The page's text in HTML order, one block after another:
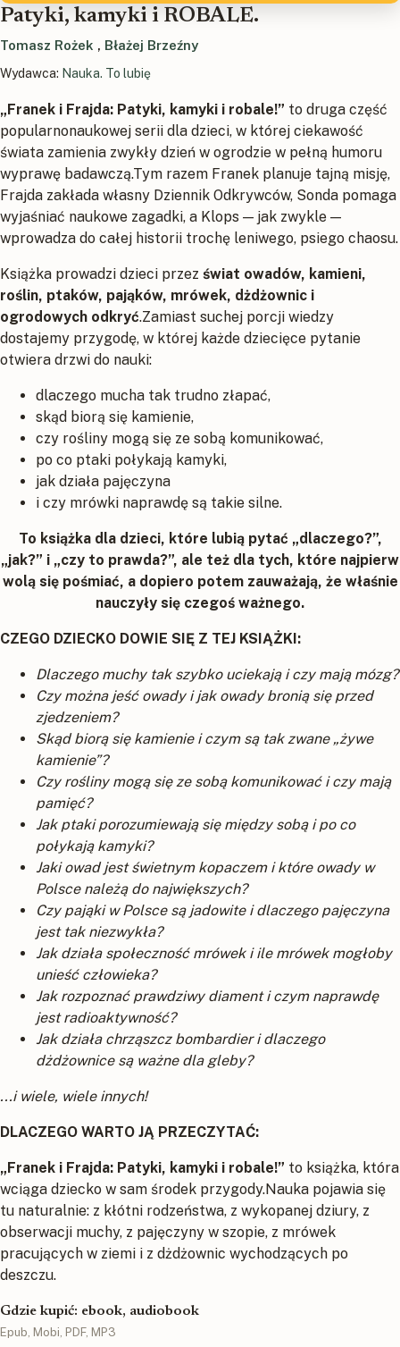
Patyki, kamyki i ROBALE.
Tomasz Rożek , Błażej Brzeźny
Wydawca: Nauka. To lubię
„Franek i Frajda: Patyki, kamyki i robale!” to druga część
popularnonaukowej serii dla dzieci, w której ciekawość
świata zamienia zwykły dzień w ogrodzie w pełną humoru
wyprawę badawczą.Tym razem Franek planuje tajną misję,
Frajda zakłada własny Dziennik Odkrywców, Sonda pomaga
wyjaśniać naukowe zagadki, a Klops — jak zwykle —
wprowadza do całej historii trochę leniwego, psiego chaosu.
Książka prowadzi dzieci przez świat owadów, kamieni,
roślin, ptaków, pająków, mrówek, dżdżownic i
ogrodowych odkryć.Zamiast suchej porcji wiedzy
dostajemy przygodę, w której każde dziecięce pytanie
otwiera drzwi do nauki:
dlaczego mucha tak trudno złapać,
skąd biorą się kamienie,
czy rośliny mogą się ze sobą komunikować,
po co ptaki połykają kamyki,
jak działa pajęczyna
i czy mrówki naprawdę są takie silne.
To książka dla dzieci, które lubią pytać „dlaczego?”,
„jak?” i „czy to prawda?”, ale też dla tych, które najpierw
wolą się pośmiać, a dopiero potem zauważają, że właśnie
nauczyły się czegoś ważnego.
CZEGO DZIECKO DOWIE SIĘ Z TEJ KSIĄŻKI:
Dlaczego muchy tak szybko uciekają i czy mają mózg?
Czy można jeść owady i jak owady bronią się przed
zjedzeniem?
Skąd biorą się kamienie i czym są tak zwane „żywe
kamienie”?
Czy rośliny mogą się ze sobą komunikować i czy mają
pamięć?
Jak ptaki porozumiewają się między sobą i po co
połykają kamyki?
Jaki owad jest świetnym kopaczem i które owady w
Polsce należą do największych?
Czy pająki w Polsce są jadowite i dlaczego pajęczyna
jest tak niezwykła?
Jak działa społeczność mrówek i ile mrówek mogłoby
unieść człowieka?
Jak rozpoznać prawdziwy diament i czym naprawdę
jest radioaktywność?
Jak działa chrząszcz bombardier i dlaczego
dżdżownice są ważne dla gleby?
...i wiele, wiele innych!
DLACZEGO WARTO JĄ PRZECZYTAĆ:
„Franek i Frajda: Patyki, kamyki i robale!” to książka, która
wciąga dziecko w sam środek przygody.Nauka pojawia się
tu naturalnie: z kłótni rodzeństwa, z wykopanej dziury, z
obserwacji muchy, z pajęczyny w szopie, z mrówek
pracujących w ziemi i z dżdżownic wychodzących po
deszczu.
Gdzie kupić: ebook, audiobook
Epub, Mobi, PDF, MP3